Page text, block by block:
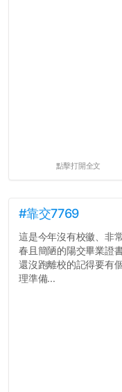
點擊打開全文
#靠交7769
這是今年沒有校徽、非
春且簡陋的陽交畢業證
還沒跑離校的記得要有
理準備...